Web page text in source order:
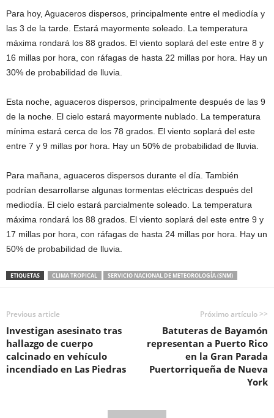
Para hoy, Aguaceros dispersos, principalmente entre el mediodía y
las 3 de la tarde. Estará mayormente soleado. La temperatura
máxima rondará los 88 grados. El viento soplará del este entre 8 y
16 millas por hora, con ráfagas de hasta 22 millas por hora. Hay un
30% de probabilidad de lluvia.
Esta noche, aguaceros dispersos, principalmente después de las 9
de la noche. El cielo estará mayormente nublado. La temperatura
mínima estará cerca de los 78 grados. El viento soplará del este
entre 7 y 9 millas por hora. Hay un 50% de probabilidad de lluvia.
Para mañana, aguaceros dispersos durante el día. También
podrían desarrollarse algunas tormentas eléctricas después del
mediodía. El cielo estará parcialmente soleado. La temperatura
máxima rondará los 88 grados. El viento soplará del este entre 9 y
17 millas por hora, con ráfagas de hasta 24 millas por hora. Hay un
50% de probabilidad de lluvia.
ETIQUETAS CLIMA TROPICAL SERVICIO NACIONAL DE METEOROLOGÍA (SNM)
Previous article
Investigan asesinato tras
hallazgo de cuerpo
calcinado en vehículo
incendiado en Las Piedras
Próximo artículo >>
Batuteras de Bayamón
representan a Puerto Rico
en la Gran Parada
Puertorriqueña de Nueva
York